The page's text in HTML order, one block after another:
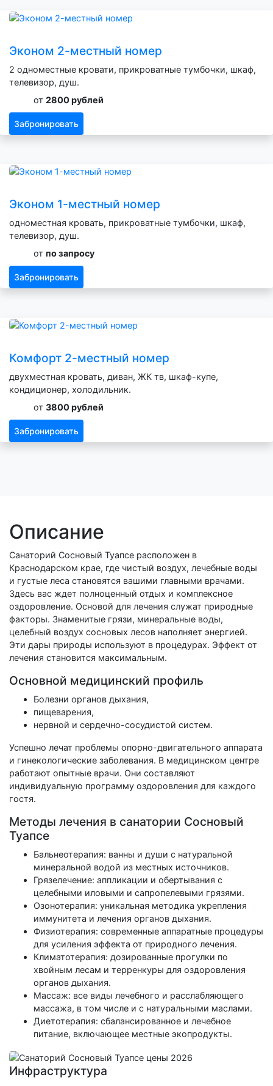
Эконом 2-местный номер
2 одноместные кровати, прикроватные тумбочки, шкаф,
телевизор, душ.
от 2800 рублей
Забронировать
Эконом 1-местный номер
одноместная кровать, прикроватные тумбочки, шкаф,
телевизор, душ.
от по запросу
Забронировать
Комфорт 2-местный номер
двухместная кровать, диван, ЖК тв, шкаф-купе,
кондиционер, холодильник.
от 3800 рублей
Забронировать
Описание
Санаторий Сосновый Туапсе расположен в
Краснодарском крае, где чистый воздух, лечебные воды
и густые леса становятся вашими главными врачами.
Здесь вас ждет полноценный отдых и комплексное
оздоровление. Основой для лечения служат природные
факторы. Знаменитые грязи, минеральные воды,
целебный воздух сосновых лесов наполняет энергией.
Эти дары природы используют в процедурах. Эффект от
лечения становится максимальным.
Основной медицинский профиль
Болезни органов дыхания,
пищеварения,
нервной и сердечно-сосудистой систем.
Успешно лечат проблемы опорно-двигательного аппарата
и гинекологические заболевания. В медицинском центре
работают опытные врачи. Они составляют
индивидуальную программу оздоровления для каждого
гостя.
Методы лечения в санатории Сосновый
Туапсе
Бальнеотерапия: ванны и души с натуральной
минеральной водой из местных источников.
Грязелечение: аппликации и обертывания с
целебными иловыми и сапропелевыми грязями.
Озонотерапия: уникальная методика укрепления
иммунитета и лечения органов дыхания.
Физиотерапия: современные аппаратные процедуры
для усиления эффекта от природного лечения.
Климатотерапия: дозированные прогулки по
хвойным лесам и терренкуры для оздоровления
органов дыхания.
Массаж: все виды лечебного и расслабляющего
массажа, в том числе и с натуральными маслами.
Диетотерапия: сбалансированное и лечебное
питание, включающее местные экопродукты.
Инфраструктура